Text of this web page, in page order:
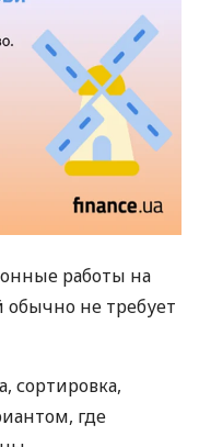
работы на
обычно не требует
сортировка,
где